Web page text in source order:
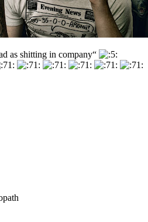
as shitting in company“